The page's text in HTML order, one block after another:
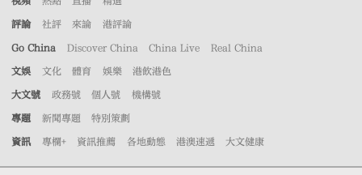
評論 社評 來論 港評論
Go China Discover China China Live Real China
文娛 文化 體育 娛樂 港飲港色
大文號 政務號 個人號 機構號
專題 新聞專題 特別策劃
資訊 專欄+ 資訊推薦 各地動態 港澳速遞 大文健康